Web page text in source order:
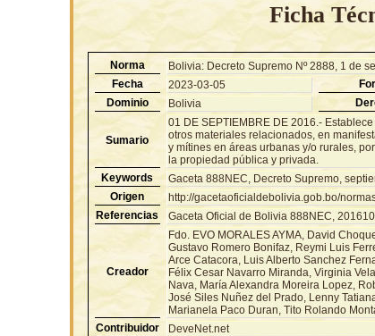
Ficha
Norma
Bolivia: Decreto Supremo Nº 2888, 1 de
Fecha
2023-03-05
Dominio
Bolivia
Sumario
01 DE SEPTIEMBRE DE 2016.-
otros materiales relacionados, en
y mítines en áreas urbanas y/o rurales,
la propiedad pública y privada.
Keywords
Gaceta 888NEC, Decreto Supremo,
Origen
http://gacetaoficialdebolivia.gob.bo/
Referencias
Gaceta Oficial de Bolivia 888NEC,
Creador
Fdo. EVO MORALES AYMA, David
Gustavo Romero Bonifaz, Reymi Luis
Arce Catacora, Luis Alberto Sanchez
Félix Cesar Navarro Miranda, Virginia
Nava, María Alexandra Moreira Lopez,
José Siles Nuñez del Prado, Lenny
Marianela Paco Duran, Tito Rolando
Contribuidor
DeveNet.net